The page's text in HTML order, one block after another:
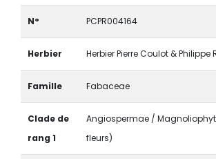
N° PCPR004164
Herbier Herbier Pierre Coulot & Philippe
Famille Fabaceae
Clade de
rang 1
Angiospermae /
fleurs)